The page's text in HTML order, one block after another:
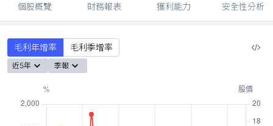
個股概覽 財務報表 獲利能力 安全性分析
毛利年增率 毛利季增率
近5年 季報